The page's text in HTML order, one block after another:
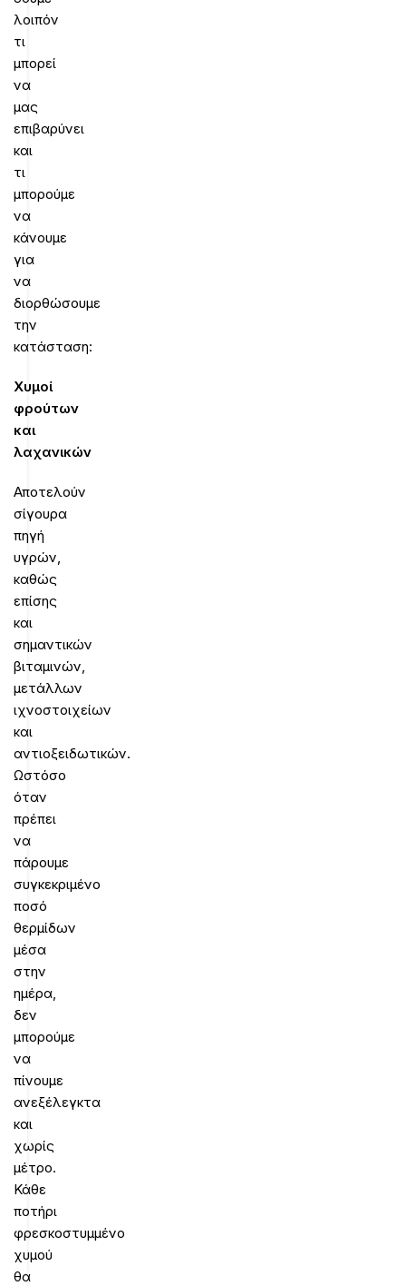
λοιπόν
τι
μπορεί
να
μας
επιβαρύνει
και
τι
μπορούμε
να
κάνουμε
για
να
διορθώσουμε
την
κατάσταση:
Χυμοί
φρούτων
και
λαχανικών
Αποτελούν
σίγουρα
πηγή
υγρών,
καθώς
επίσης
και
σημαντικών
βιταμινών,
μετάλλων
ιχνοστοιχείων
και
αντιοξειδωτικών.
Ωστόσο
όταν
πρέπει
να
πάρουμε
συγκεκριμένο
ποσό
θερμίδων
μέσα
στην
ημέρα,
δεν
μπορούμε
να
πίνουμε
ανεξέλεγκτα
και
χωρίς
μέτρο.
Κάθε
ποτήρι
φρεσκοστυμμένο
χυμού
θα